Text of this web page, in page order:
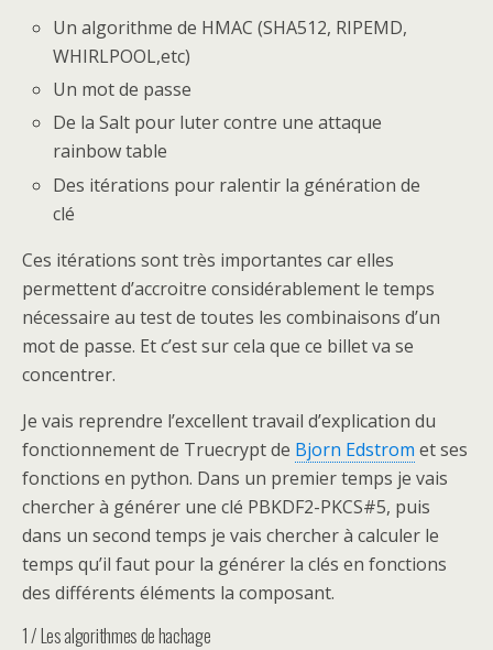
Un algorithme de HMAC (SHA512, RIPEMD,
WHIRLPOOL,etc)
Un mot de passe
De la Salt pour luter contre une attaque
rainbow table
Des itérations pour ralentir la génération de
clé
Ces itérations sont très importantes car elles
permettent d’accroitre considérablement le temps
nécessaire au test de toutes les combinaisons d’un
mot de passe. Et c’est sur cela que ce billet va se
concentrer.
Je vais reprendre l’excellent travail d’explication du
fonctionnement de Truecrypt de Bjorn Edstrom et ses
fonctions en python. Dans un premier temps je vais
chercher à générer une clé PBKDF2-PKCS#5, puis
dans un second temps je vais chercher à calculer le
temps qu’il faut pour la générer la clés en fonctions
des différents éléments la composant.
1 / Les algorithmes de hachage